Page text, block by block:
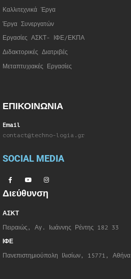
Καλλιτεχνικά Έργα
Έργα Συνεργατών
Εργασίες ΑΣΚΤ- ΙΦΕ/ΕΚΠΑ
Διδακτορικές Διατριβές
Μεταπτυχιακές Εργασίες
ΕΠΙΚΟΙΝΩΝΙΑ
Email
contact@techno-logia.gr
SOCIAL MEDIA
Διεύθυνση
ΑΣΚΤ
Πειραιώς, Αγ. Ιωάννης Ρέντης 182 33
ΙΦΕ
Πανεπιστημιούπολη Ιλισίων, 15771, Αθήνα